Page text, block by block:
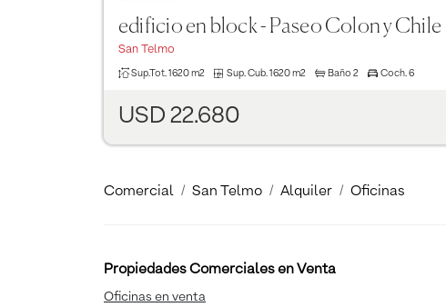
edificio en block - Paseo Colon y Chile
San Telmo
Sup.Tot. 1620 m2 Sup. Cub. 1620 m2 Baño 2 Coch. 6
USD 22.680
Comercial San Telmo Alquiler Oficinas
Propiedades Comerciales en Venta
Oficinas en venta